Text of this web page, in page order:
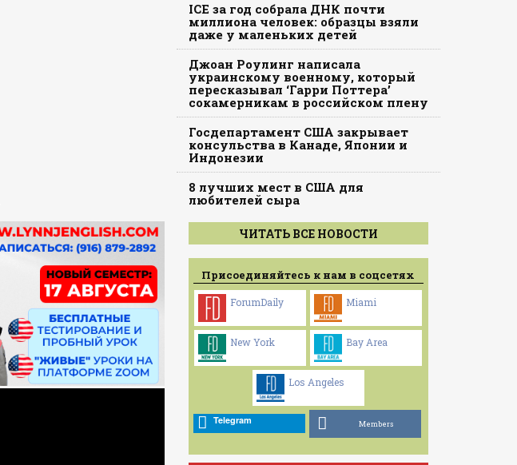
ICE за год собрала ДНК почти
миллиона человек: образцы взяли
даже у маленьких детей
Джоан Роулинг написала
украинскому военному, который
пересказывал ‘Гарри Поттера’
сокамерникам в российском плену
Госдепартамент США закрывает
консульства в Канаде, Японии и
Индонезии
8 лучших мест в США для
любителей сыра
ЧИТАТЬ ВСЕ НОВОСТИ
Присоединяйтесь к нам в соцсетях
ForumDaily Miami
New York Bay Area
Los Angeles
Telegram Members